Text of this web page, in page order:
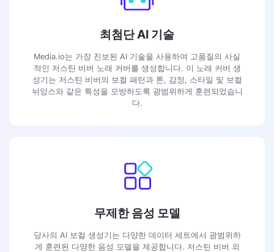
최첨단 AI 기술
Media.io는 가장 진보된 AI 기술을 사용하여 고품질의 사실
적인 저스틴 비버 노래 커버를 생성합니다. 이 노래 커버 생
성기는 저스틴 비버의 보컬 패턴과 톤, 감정, 스타일 및 보컬
뉘앙스와 같은 특성을 모방하도록 광범위하게 훈련되었습니
다.
무제한 음성 모델
당사의 AI 보컬 생성기는 다양한 데이터 세트에서 광범위하
게 훈련된 다양한 음성 모델을 제공합니다. 저스틴 비버 외